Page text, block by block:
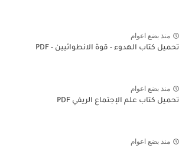
منذ بضع اعوام
تحميل كتاب الهدوء - قوة الانطوائيين - PDF
منذ بضع اعوام
تحميل كتاب علم الإجتماع الريفي PDF
منذ بضع اعوام